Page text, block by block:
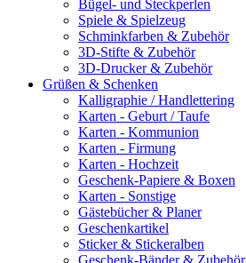
Bügel- und Steckperlen
Spiele & Spielzeug
Schminkfarben & Zubehör
3D-Stifte & Zubehör
3D-Drucker & Zubehör
Grüßen & Schenken
Kalligraphie / Handlettering
Karten - Geburt / Taufe
Karten - Kommunion
Karten - Firmung
Karten - Hochzeit
Geschenk-Papiere & Boxen
Karten - Sonstige
Gästebücher & Planer
Geschenkartikel
Sticker & Stickeralben
Geschenk-Bänder & Zubehör